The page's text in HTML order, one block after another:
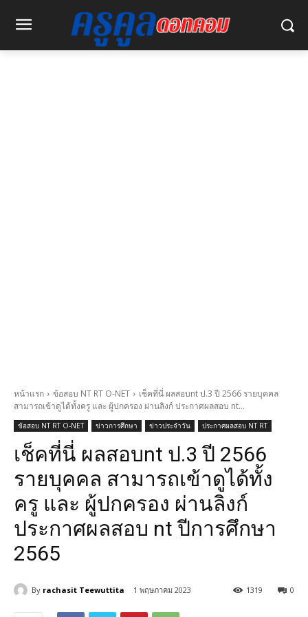
หน้าแรก ข้อสอบ NT RT O-NET
เช็คที่นี่ ผลสอบnt ป.3 ปี 2566 รายบุคคล
สามารถเข้าดูได้ทั้งครู และ ผู้ปกครอง ผ่านลิงก์ ประกาศผลสอบ nt...
ข้อสอบ NT RT O-NET ข่าวการศึกษา ข่าวประจำวัน ประกาศผลสอบ NT RT
เช็คที่นี่ ผลสอบnt ป.3 ปี 2566
รายบุคคล สามารถเข้าดูได้ทั้ง
ครู และ ผู้ปกครอง ผ่านลิงก์
ประกาศผลสอบ nt ปีการศึกษา
2565
By rachasit Teewuttita 1 พฤษภาคม 2023 0
1319